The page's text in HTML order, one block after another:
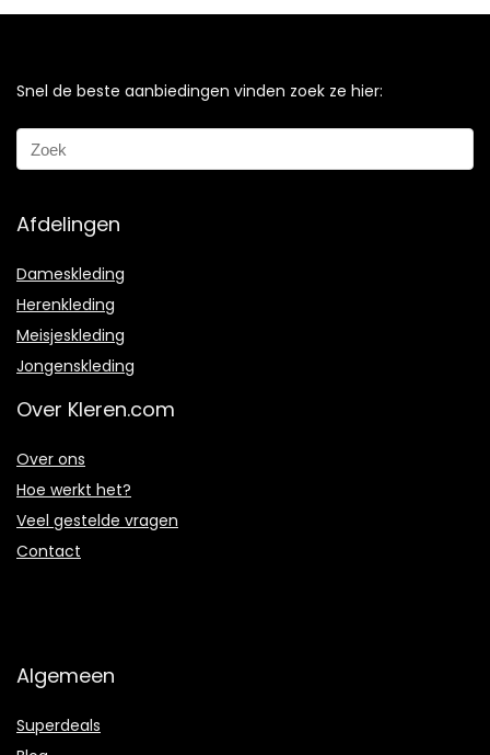
Snel de beste aanbiedingen vinden zoek ze hier:
Afdelingen
Dameskleding
Herenkleding
Meisjeskleding
Jongenskleding
Over Kleren.com
Over ons
Hoe werkt het?
Veel gestelde vragen
Contact
Algemeen
Superdeals